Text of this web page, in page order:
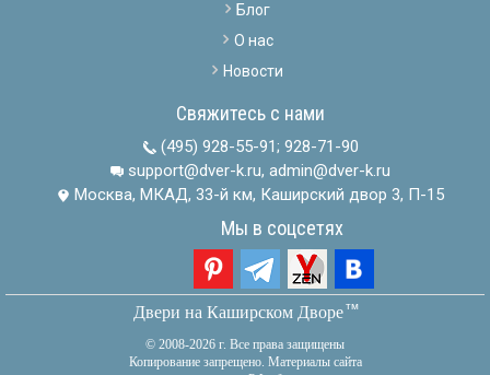
Блог
О нас
Новости
Свяжитесь с нами
(495) 928-55-91; 928-71-90
support@dver-k.ru, admin@dver-k.ru
Москва, МКАД, 33-й км, Каширский двор 3, П-15
Мы в соцсетях
Двери на Каширском Дворетм
© 2008-2026 г. Все права защищены
Копирование запрещено. Материалы сайта